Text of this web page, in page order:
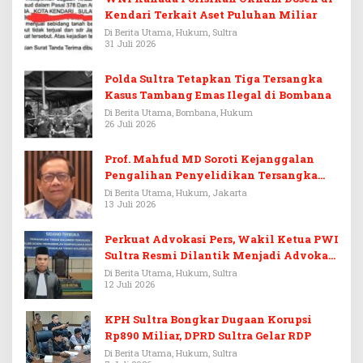
Kendari Terkait Aset Puluhan Miliar
Di Berita Utama, Hukum, Sultra
31 Juli 2026
Polda Sultra Tetapkan Tiga Tersangka
Kasus Tambang Emas Ilegal di Bombana
Di Berita Utama, Bombana, Hukum
26 Juli 2026
Prof. Mahfud MD Soroti Kejanggalan
Pengalihan Penyelidikan Tersangka
Febrie Adriansyah
Di Berita Utama, Hukum, Jakarta
13 Juli 2026
Perkuat Advokasi Pers, Wakil Ketua PWI
Sultra Resmi Dilantik Menjadi Advokat
PERADI
Di Berita Utama, Hukum, Sultra
12 Juli 2026
KPH Sultra Bongkar Dugaan Korupsi
Rp890 Miliar, DPRD Sultra Gelar RDP
Di Berita Utama, Hukum, Sultra